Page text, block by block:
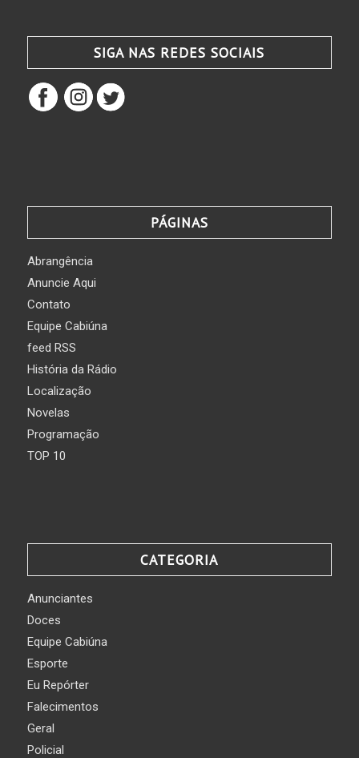
SIGA NAS REDES SOCIAIS
PÁGINAS
Abrangência
Anuncie Aqui
Contato
Equipe Cabiúna
feed RSS
História da Rádio
Localização
Novelas
Programação
TOP 10
CATEGORIA
Anunciantes
Doces
Equipe Cabiúna
Esporte
Eu Repórter
Falecimentos
Geral
Policial